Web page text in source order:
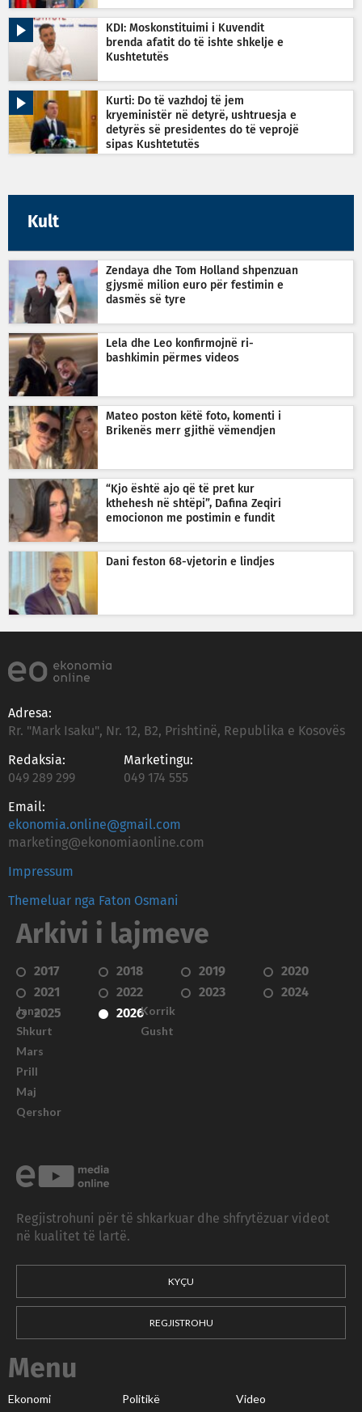
KDI: Moskonstituimi i Kuvendit
brenda afatit do të ishte shkelje e
Kushtetutës
Kurti: Do të vazhdoj të jem
kryeministër në detyrë, ushtruesja e
detyrës së presidentes do të veprojë
sipas Kushtetutës
Kult
Zendaya dhe Tom Holland shpenzuan
gjysmë milion euro për festimin e
dasmës së tyre
Lela dhe Leo konfirmojnë ri-
bashkimin përmes videos
Mateo poston këtë foto, komenti i
Brikenës merr gjithë vëmendjen
“Kjo është ajo që të pret kur
kthehesh në shtëpi”, Dafina Zeqiri
emocionon me postimin e fundit
Dani feston 68-vjetorin e lindjes
Adresa:
Rr. "Mark Isaku", Nr. 12, B2, Prishtinë, Republika e Kosovës
Redaksia:
049 289 299
Marketingu:
049 174 555
Email:
ekonomia.online@gmail.com
marketing@ekonomiaonline.com
Impressum
Themeluar nga Faton Osmani
Arkivi i lajmeve
2017 2018 2019
2020
2021
2022 2023
2024
2025
2026
Janar
Shkurt
Mars
Prill
Maj
Qershor
Korrik
Gusht
Regjistrohuni për të shkarkuar dhe shfrytëzuar videot
në kualitet të lartë.
KYÇU
REGJISTROHU
Menu
Ekonomi Politikë Video